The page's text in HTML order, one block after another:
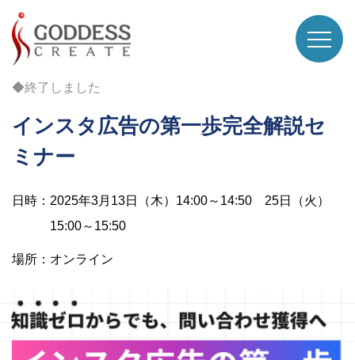
◆終了しました
インスタ広告の第一歩完全解説セ
ミナー
日時：2025年3月13日（木）14:00～14:50 25日（火）
15:00～15:50
場所：オンライン